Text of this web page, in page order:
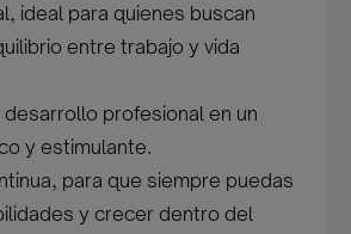
ideal para quienes buscan
entre trabajo y vida
desarrollo profesional en un
y estimulante.
para que siempre puedas
y crecer dentro del